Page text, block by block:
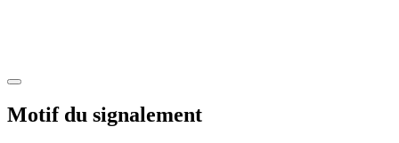
Motif du signalement